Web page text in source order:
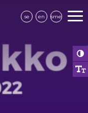
se en sme